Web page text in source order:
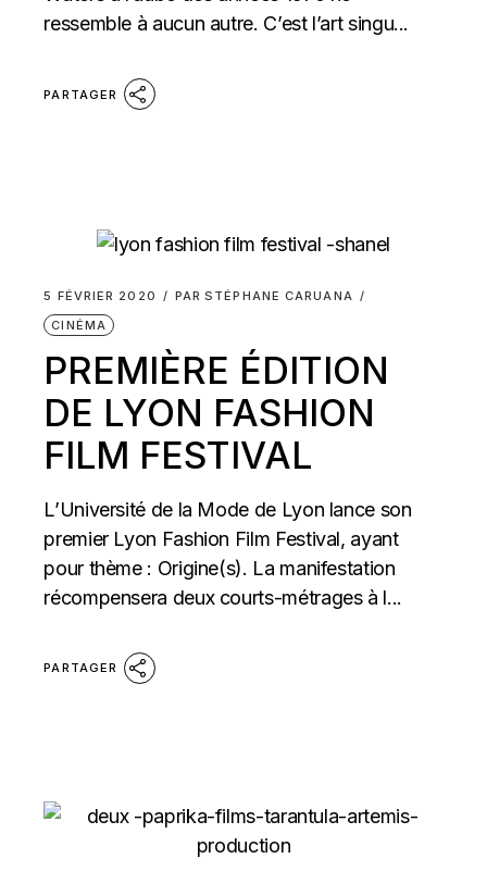
ressemble à aucun autre. C’est l’art singu...
PARTAGER
5 FÉVRIER 2020 PAR STÉPHANE CARUANA
CINÉMA
PREMIÈRE ÉDITION
DE LYON FASHION
FILM FESTIVAL
L’Université de la Mode de Lyon lance son
premier Lyon Fashion Film Festival, ayant
pour thème : Origine(s). La manifestation
récompensera deux courts-métrages à l...
PARTAGER